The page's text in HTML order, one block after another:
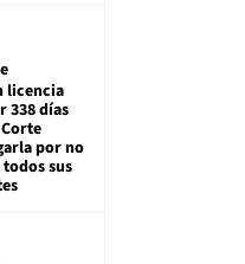
licencia
338 días
por no
sus